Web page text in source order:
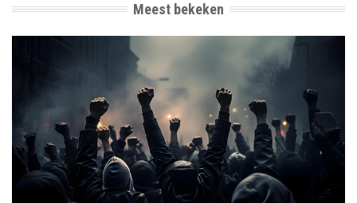
Meest bekeken